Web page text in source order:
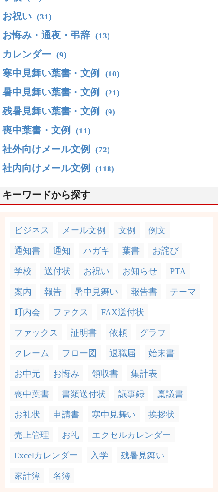
お祝い (31)
お悔み・通夜・弔辞 (13)
カレンダー (9)
寒中見舞い葉書・文例 (10)
暑中見舞い葉書・文例 (21)
残暑見舞い葉書・文例 (9)
喪中葉書・文例 (11)
社外向けメール文例 (72)
社内向けメール文例 (118)
キーワードから探す
ビジネス メール文例 文例 例文
通知書 通知 ハガキ 葉書 お詫び
学校 送付状 お祝い お知らせ PTA
案内 報告 暑中見舞い 報告書 テーマ
町内会 ファクス FAX送付状
ファックス 証明書 依頼 グラフ
クレーム フロー図 退職届 始末書
お中元 お悔み 領収書 集計表
喪中葉書 書類送付状 議事録 稟議書
お礼状 申請書 寒中見舞い 挨拶状
売上管理 お礼 エクセルカレンダー
Excelカレンダー 入学 残暑見舞い
家計簿 名簿